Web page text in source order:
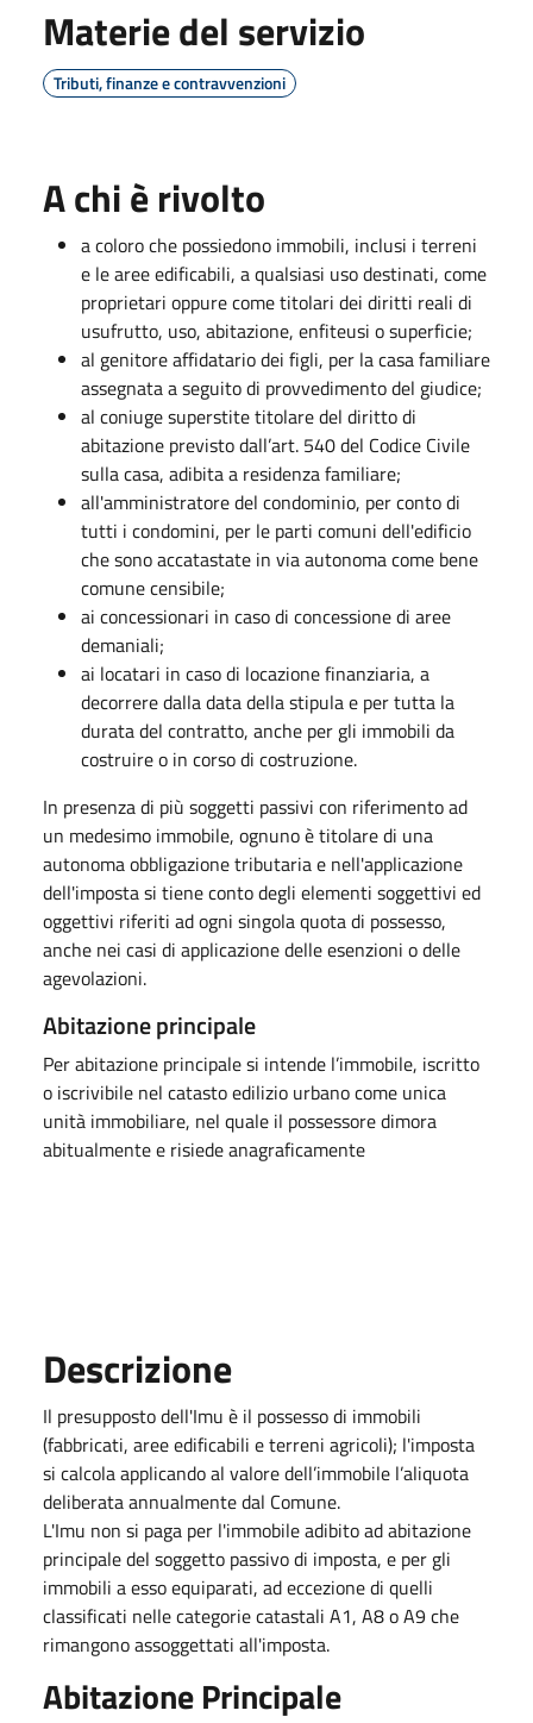
Materie del servizio
Tributi, finanze e contravvenzioni
A chi è rivolto
a coloro che possiedono immobili, inclusi i terreni
e le aree edificabili, a qualsiasi uso destinati, come
proprietari oppure come titolari dei diritti reali di
usufrutto, uso, abitazione, enfiteusi o superficie;
al genitore affidatario dei figli, per la casa familiare
assegnata a seguito di provvedimento del giudice;
al coniuge superstite titolare del diritto di
abitazione previsto dall’art. 540 del Codice Civile
sulla casa, adibita a residenza familiare;
all'amministratore del condominio, per conto di
tutti i condomini, per le parti comuni dell'edificio
che sono accatastate in via autonoma come bene
comune censibile;
ai concessionari in caso di concessione di aree
demaniali;
ai locatari in caso di locazione finanziaria, a
decorrere dalla data della stipula e per tutta la
durata del contratto, anche per gli immobili da
costruire o in corso di costruzione.
In presenza di più soggetti passivi con riferimento ad
un medesimo immobile, ognuno è titolare di una
autonoma obbligazione tributaria e nell'applicazione
dell'imposta si tiene conto degli elementi soggettivi ed
oggettivi riferiti ad ogni singola quota di possesso,
anche nei casi di applicazione delle esenzioni o delle
agevolazioni.
Abitazione principale
Per abitazione principale si intende l’immobile, iscritto
o iscrivibile nel catasto edilizio urbano come unica
unità immobiliare, nel quale il possessore dimora
abitualmente e risiede anagraficamente
Descrizione
Il presupposto dell'Imu è il possesso di immobili
(fabbricati, aree edificabili e terreni agricoli); l'imposta
si calcola applicando al valore dell’immobile l’aliquota
deliberata annualmente dal Comune.
L'Imu non si paga per l'immobile adibito ad abitazione
principale del soggetto passivo di imposta, e per gli
immobili a esso equiparati, ad eccezione di quelli
classificati nelle categorie catastali A1, A8 o A9 che
rimangono assoggettati all'imposta.
Abitazione Principale